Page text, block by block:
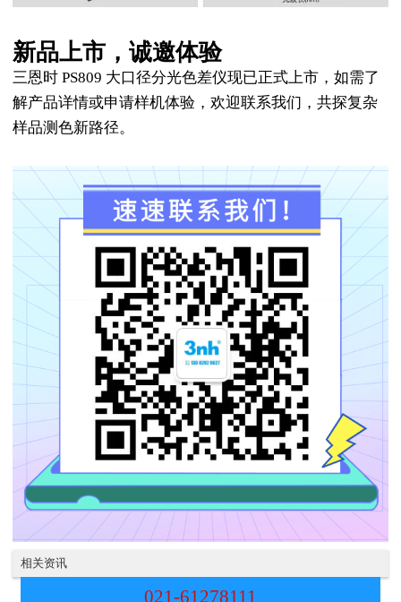
新品上市，诚邀体验
三恩时 PS809 大口径分光色差仪现已正式上市，如需了
解产品详情或申请样机体验，欢迎联系我们，共探复杂
样品测色新路径。
相关资讯
021-61278111